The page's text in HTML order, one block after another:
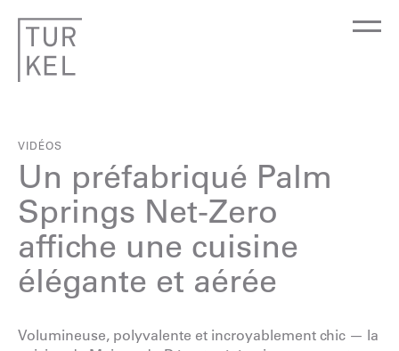
VIDÉOS
Un préfabriqué Palm
Springs Net-Zero
affiche une cuisine
élégante et aérée
Volumineuse, polyvalente et incroyablement chic — la